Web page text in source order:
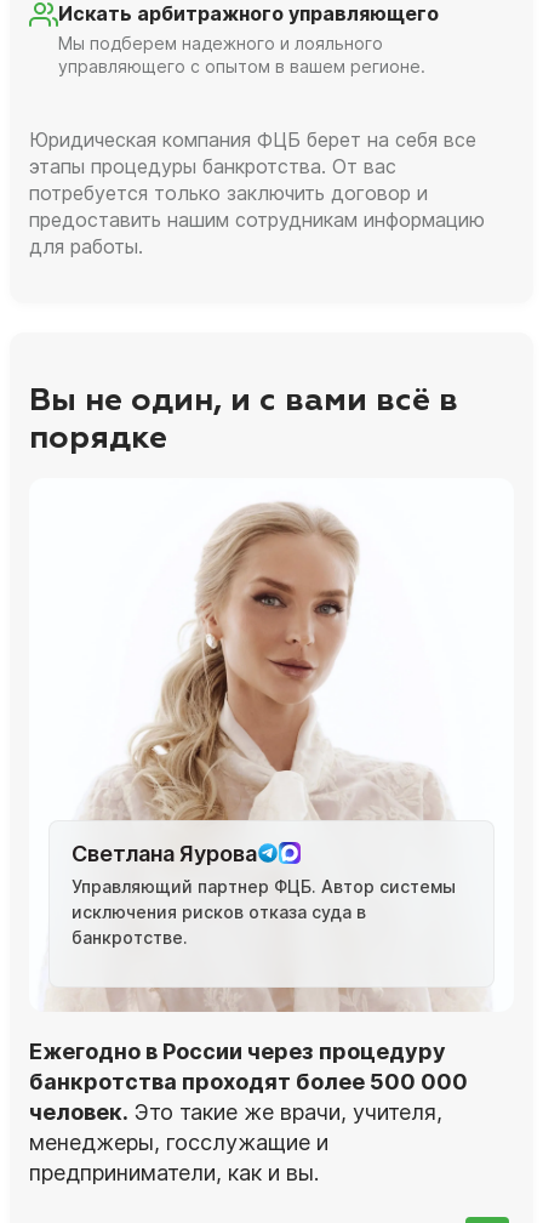
Искать арбитражного управляющего
Мы подберем надежного и лояльного
управляющего с опытом в вашем регионе.
Юридическая компания ФЦБ берет на себя все
этапы процедуры банкротства. От вас
потребуется только заключить договор и
предоставить нашим сотрудникам информацию
для работы.
Вы не один, и с вами всё в
порядке
Светлана Яурова
Управляющий партнер ФЦБ. Автор системы
исключения рисков отказа суда в
банкротстве.
Ежегодно в России через процедуру
банкротства проходят более 500 000
человек. Это такие же врачи, учителя,
менеджеры, госслужащие и
предприниматели, как и вы.